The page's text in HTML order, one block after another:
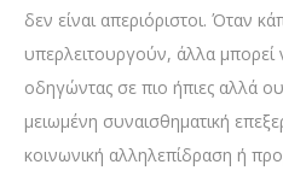
δεν είναι απεριόριστοι. Όταν
υπερλειτουργούν, άλλα
οδηγώντας σε πιο ήπιες αλλά
μειωμένη συναισθηματική
κοινωνική αλληλεπίδραση ή